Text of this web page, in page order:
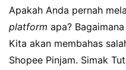
Apakah Anda pernah
platform apa?
Kita akan membahas
Shopee Pinjam. Simak